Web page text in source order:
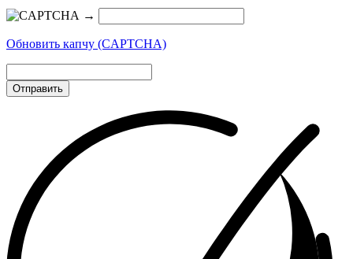
→
Обновить капчу (CAPTCHA)
Отправить